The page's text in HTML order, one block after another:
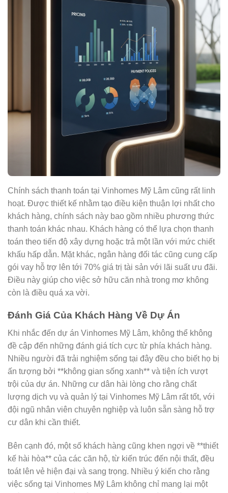
Chính sách thanh toán tại Vinhomes Mỹ Lâm cũng rất linh
hoạt. Được thiết kế nhằm tạo điều kiện thuận lợi nhất cho
khách hàng, chính sách này bao gồm nhiều phương thức
thanh toán khác nhau. Khách hàng có thể lựa chọn thanh
toán theo tiến độ xây dựng hoặc trả một lần với mức chiết
khấu hấp dẫn. Mặt khác, ngân hàng đối tác cũng cung cấp
gói vay hỗ trợ lên tới 70% giá trị tài sản với lãi suất ưu đãi.
Điều này giúp cho việc sở hữu căn nhà trong mơ không
còn là điều quá xa vời.
Đánh Giá Của Khách Hàng Về Dự Án
Khi nhắc đến dự án Vinhomes Mỹ Lâm, không thể không
đề cập đến những đánh giá tích cực từ phía khách hàng.
Nhiều người đã trải nghiệm sống tại đây đều cho biết họ bị
ấn tượng bởi **không gian sống xanh** và tiện ích vượt
trội của dự án. Những cư dân hài lòng cho rằng chất
lượng dịch vụ và quản lý tại Vinhomes Mỹ Lâm rất tốt, với
đội ngũ nhân viên chuyên nghiệp và luôn sẵn sàng hỗ trợ
cư dân khi cần thiết.
Bên cạnh đó, một số khách hàng cũng khen ngợi về **thiết
kế hài hòa** của các căn hộ, từ kiến trúc đến nội thất, đều
toát lên vẻ hiện đại và sang trọng. Nhiều ý kiến cho rằng
việc sống tại Vinhomes Mỹ Lâm không chỉ mang lại một